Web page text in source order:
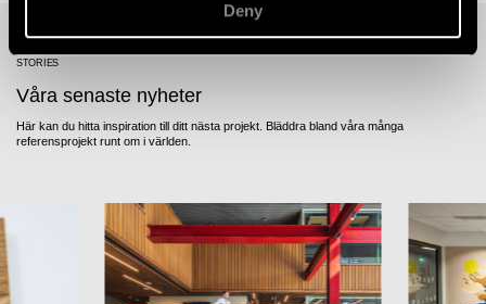
Deny
STORIES
Våra senaste nyheter
Här kan du hitta inspiration till ditt nästa projekt. Bläddra bland våra många
referensprojekt runt om i världen.